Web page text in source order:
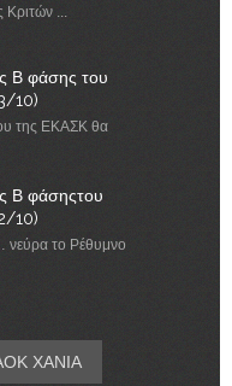
Κριτών ...
Β φάσης του
10)
της ΕΚΑΣΚ θα
Β φάσηςτου
10)
νεύρα το Ρέθυμνο
ΧΑΝΙΑ